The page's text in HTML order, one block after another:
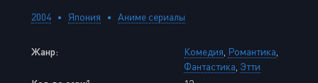
2004 Япония Аниме сериалы
Жанр: Комедия Романтика
Фантастика Этти